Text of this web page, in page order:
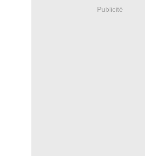
Publicité